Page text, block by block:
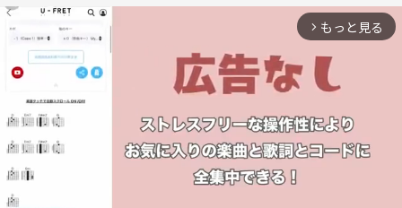
arrow_forward_ios もっと見る